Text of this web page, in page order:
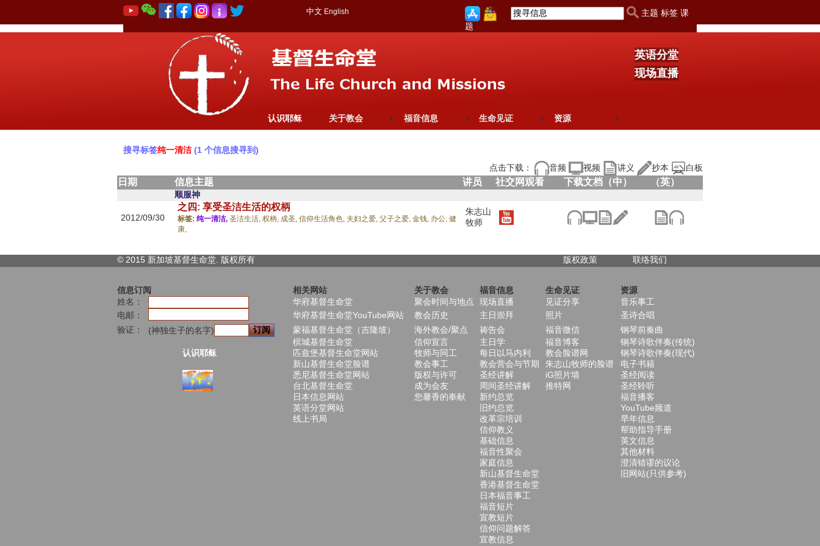
中文 English
主题 标签 课
题
英语分堂
现场直播
认识耶稣 关于教会 福音信息 生命见证 资源
搜寻标签纯一清洁 (1 个信息搜寻到)
点击下载：
音频 视频 讲义 抄本 白板
日期 信息主题 讲员 社交网观看 下载文档（中） （英）
顺服神
2012/09/30
之四: 享受圣洁生活的权柄
标签: 纯一清洁, 圣洁生活, 权柄, 成圣, 信仰生活角色, 夫妇之爱, 父子之爱, 金钱, 办公, 健
康,
朱志山
牧师
© 2015 新加坡基督生命堂. 版权所有 版权政策 联络我们
信息订阅 相关网站 关于教会 福音信息 生命见证
资源
姓名：
华府基督生命堂 聚会时间与地点 现场直播 见证分享
音乐事工
电邮：
华府基督生命堂YouTube网站 教会历史 主日崇拜 照片
圣诗合唱
验证：
(神独生子的名字) 蒙福基督生命堂（吉隆坡） 海外教会/聚点 祷告会 福音微信
钢琴前奏曲
槟城基督生命堂
信仰宣言 主日学 福音博客
钢琴诗歌伴奏(传统)
认识耶稣
匹兹堡基督生命堂网站 牧师与同工 每日以马内利 教会脸谱网
钢琴诗歌伴奏(现代)
新山基督生命堂脸谱
教会事工 教会营会与节期 朱志山牧师的脸谱
电子书籍
悉尼基督生命堂网站
版权与许可 圣经讲解 iG照片墙
圣经阅读
台北基督生命堂
成为会友 周间圣经讲解 推特网
圣经聆听
日本信息网站
您馨香的奉献 新约总览
福音播客
英语分堂网站
旧约总览
YouTube频道
线上书局
改革宗培训
早年信息
信仰教义
帮助指导手册
基础信息
英文信息
福音性聚会
其他材料
家庭信息
澄清错谬的议论
新山基督生命堂
旧网站(只供参考)
香港基督生命堂
日本福音事工
福音短片
宣教短片
信仰问题解答
宣教信息